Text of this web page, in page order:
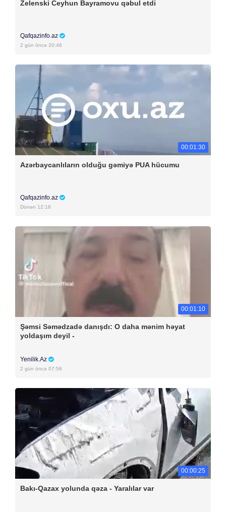
Zelenski Ceyhun Bayramovu qəbul etdi
Qafqazinfo.az
2 gün öncə 20:46
00:01:30
Azərbaycanlıların olduğu gəmiyə PUA hücumu
Qafqazinfo.az
Dünən 12:18
00:01:10
Şəmsi Səmədzadə danışdı: O daha mənim həyat
yoldaşım deyil -
Yenilik.Az
2 gün öncə 07:56
00:00:25
Bakı-Qazax yolunda qəza - Yaralılar var